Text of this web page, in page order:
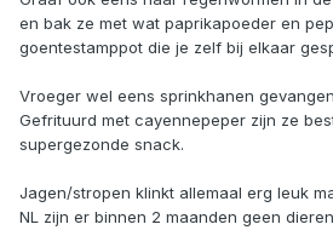
en bak ze met wat paprikapoeder en
goentestamppot die je zelf bij elkaar
Vroeger wel eens sprinkhanen
Gefrituurd met cayennepeper zijn ze
supergezonde snack.
Jagen/stropen klinkt allemaal erg leuk
NL zijn er binnen 2 maanden geen